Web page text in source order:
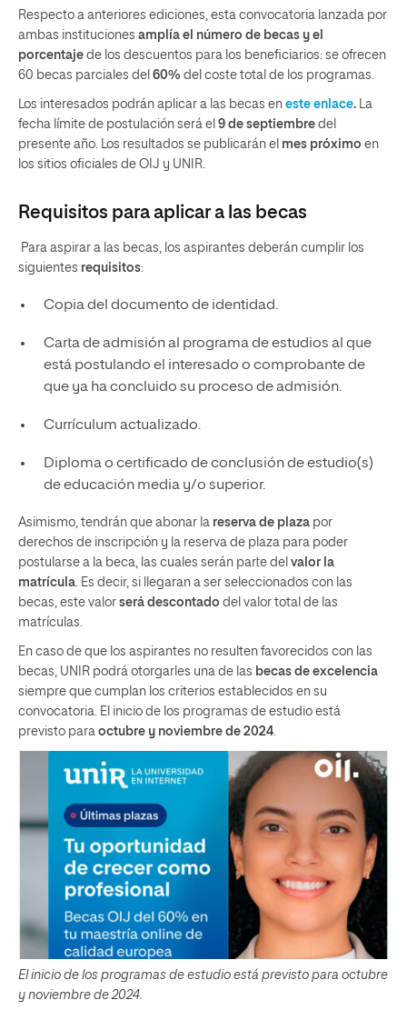
Respecto a anteriores ediciones, esta convocatoria lanzada por
ambas instituciones amplía el número de becas y el
porcentaje de los descuentos para los beneficiarios: se ofrecen
60 becas parciales del 60% del coste total de los programas.
Los interesados podrán aplicar a las becas en este enlace. La
fecha límite de postulación será el 9 de septiembre del
presente año. Los resultados se publicarán el mes próximo en
los sitios oficiales de OIJ y UNIR.
Requisitos para aplicar a las becas
Para aspirar a las becas, los aspirantes deberán cumplir los
siguientes requisitos:
Copia del documento de identidad.
Carta de admisión al programa de estudios al que
está postulando el interesado o comprobante de
que ya ha concluido su proceso de admisión.
Currículum actualizado.
Diploma o certificado de conclusión de estudio(s)
de educación media y/o superior.
Asimismo, tendrán que abonar la reserva de plaza por
derechos de inscripción y la reserva de plaza para poder
postularse a la beca, las cuales serán parte del valor la
matrícula . Es decir, si llegaran a ser seleccionados con las
becas, este valor será descontado del valor total de las
matrículas.
En caso de que los aspirantes no resulten favorecidos con las
becas, UNIR podrá otorgarles una de las becas de excelencia
siempre que cumplan los criterios establecidos en su
convocatoria. El inicio de los programas de estudio está
previsto para octubre y noviembre de 2024
El inicio de los programas de estudio está previsto para octubre
y noviembre de 2024.